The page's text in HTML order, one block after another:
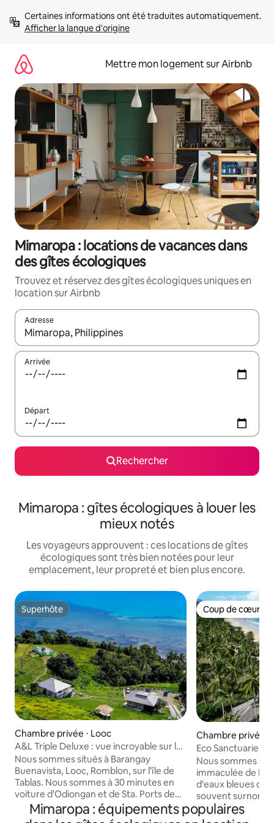
directement
Afficher la langue d'origine
Mettre mon logement sur Airbnb
Mimaropa : locations de vacances dans
des gîtes écologiques
Trouvez et réservez des gîtes écologiques uniques en
location sur Airbnb
Adresse
Lorsque les résultats s'affichent, utilisez les flèches vers le
Arrivée
Départ
Rechercher
Mimaropa : gîtes écologiques à louer les
mieux notés
Les voyageurs approuvent : ces locations de gîtes
écologiques sont très bien notées pour leur
emplacement, leur propreté et bien plus encore.
Superhôte
Superhôte
Chambre privée ⋅ Looc
A&L Triple Deluxe : vue incroyable sur la
mer et le coucher du soleil
Nous sommes situés à Barangay
Buenavista, Looc, Romblon, sur l'île de
Tablas. Nous sommes à 30 minutes en
voiture d'Odiongan et de Sta. Ports de
Fe ; à 10 minutes du port de Looc. Nous
sommes accessibles par l'autoroute
Coup de cœur
Coup de cœur
Chambre privée ⋅
ach
Eco Sanctuaries
balcon avec vue
Nous sommes
immaculée de
d'eaux bleues
souvent
meilleures plages
sommes un
Mimaropa : équipements populaires